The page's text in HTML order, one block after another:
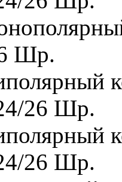
Шр.
26 Шр.
26 Шр.